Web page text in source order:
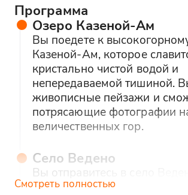
Программа
Озеро Казеной-Ам
Вы поедете к
Казеной-Ам, которое
кристально чистой водой и
непередаваемой тишиной.
живописные пейзажи и
потрясающие фотографии
величественных гор.
Село Ведено
Вы отправитесь в село
познакомиться с жизнью
Смотреть полностью